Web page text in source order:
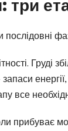
Груді
все
прибуває